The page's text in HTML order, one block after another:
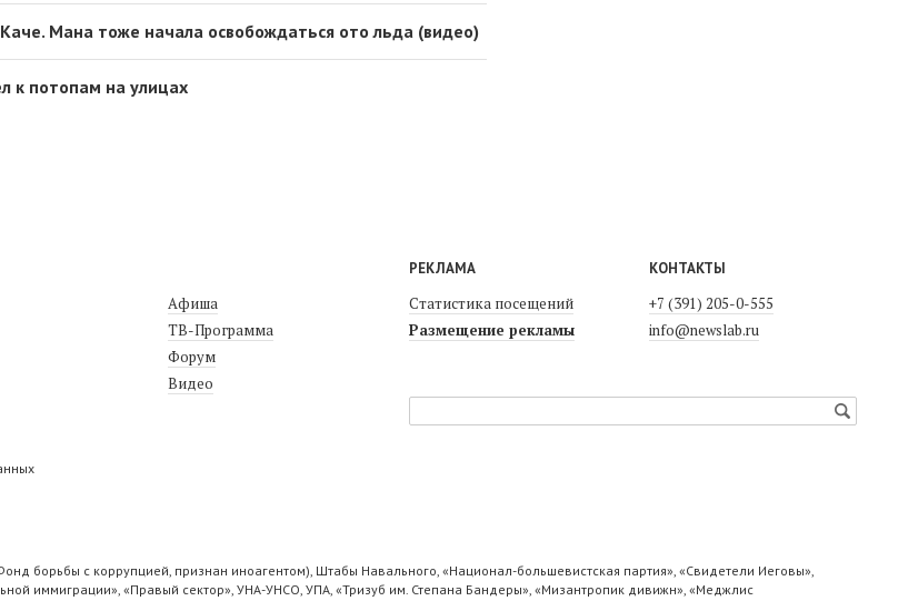
Мана тоже начала освобождаться ото льда (видео)
к потопам на улицах
Афиша
ТВ-Программа
Форум
Видео
РЕКЛАМА
Статистика посещений
Размещение рекламы
КОНТАКТЫ
+7 (391) 205-0-555
info@newslab.ru
борьбы с коррупцией, признан иноагентом), Штабы Навального, «Национал-большевистская партия», «Свидетели Иеговы»,
иммиграции», «Правый сектор», УНА-УНСО, УПА, «Тризуб им. Степана Бандеры», «Мизантропик дивижн», «Меджлис